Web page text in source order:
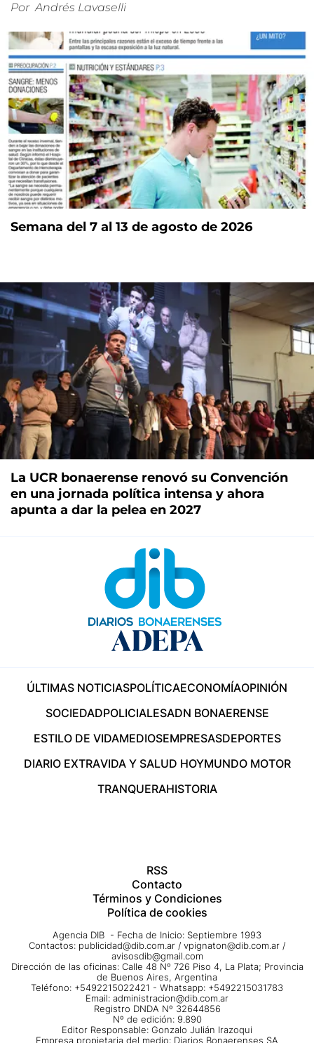
Por Andrés Lavaselli
Semana del 7 al 13 de agosto de 2026
La UCR bonaerense renovó su Convención
en una jornada política intensa y ahora
apunta a dar la pelea en 2027
ÚLTIMAS NOTICIASPOLÍTICAECONOMÍAOPINIÓN
SOCIEDADPOLICIALESADN BONAERENSE
ESTILO DE VIDAMEDIOSEMPRESASDEPORTES
DIARIO EXTRAVIDA Y SALUD HOYMUNDO MOTOR
TRANQUERAHISTORIA
RSS
Contacto
Términos y Condiciones
Política de cookies
Agencia DIB - Fecha de Inicio: Septiembre 1993
Contactos: publicidad@dib.com.ar / vpignaton@dib.com.ar /
avisosdib@gmail.com
Dirección de las oficinas: Calle 48 Nº 726 Piso 4, La Plata; Provincia
de Buenos Aires, Argentina
Teléfono: +5492215022421 - Whatsapp: +5492215031783
Email: administracion@dib.com.ar
Registro DNDA Nº 32644856
Nº de edición: 9.890
Editor Responsable: Gonzalo Julián Irazoqui
Empresa propietaria del medio: Diarios Bonaerenses SA